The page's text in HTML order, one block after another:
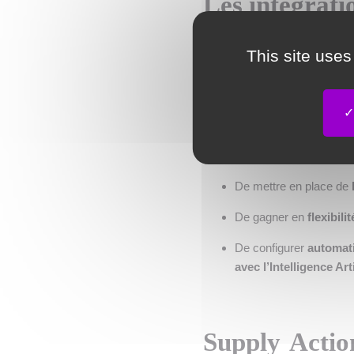
intégrations NoCode,
De mettre en place de
De gagner en
De configurer
avec l’Intelligence
Supply
This site